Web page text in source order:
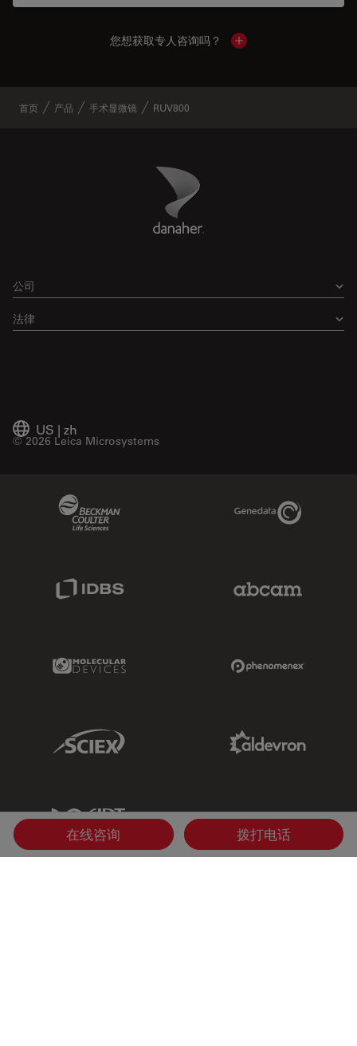
您想获取专人咨询吗？ Show local contacts
首页 产品 手术显微镜 RUV800
Danaher Logo
公司
法律
US | zh
© 2026 Leica Microsystems
Genedata Link
Molecular Devices Link
Sciex Link
IDT Link
在线咨询 拨打电话